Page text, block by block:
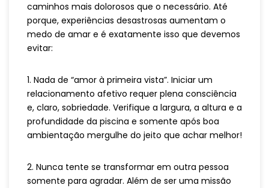
caminhos mais dolorosos que o necessário. Até
porque, experiências desastrosas aumentam o
medo de amar e é exatamente isso que devemos
evitar:
1. Nada de “amor à primeira vista”. Iniciar um
relacionamento afetivo requer plena consciência
e, claro, sobriedade. Verifique a largura, a altura e a
profundidade da piscina e somente após boa
ambientação mergulhe do jeito que achar melhor!
2. Nunca tente se transformar em outra pessoa
somente para agradar. Além de ser uma missão